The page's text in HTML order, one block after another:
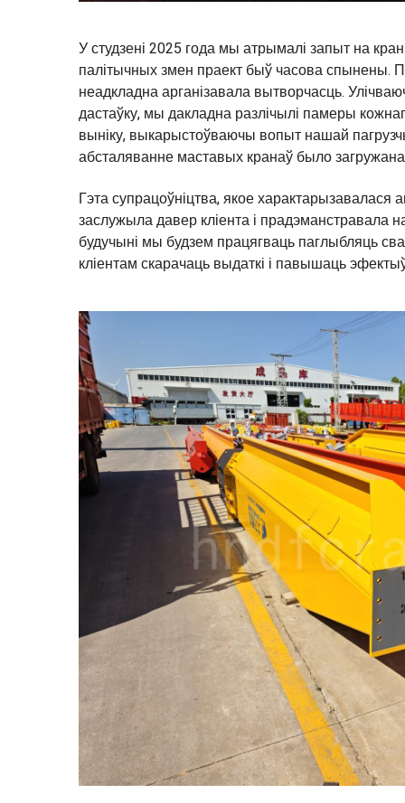
У студзені 2025 года мы атрымалі запыт на
палітычных змен праект быў часова спынены.
неадкладна арганізавала вытворчасць.
дастаўку, мы дакладна разлічылі памеры
выніку, выкарыстоўваючы вопыт нашай
абсталяванне маставых кранаў было загружана
Гэта супрацоўніцтва, якое
заслужыла давер кліента і
будучыні мы будзем працягваць паглыбляць
кліентам скарачаць выдаткі і павышаць